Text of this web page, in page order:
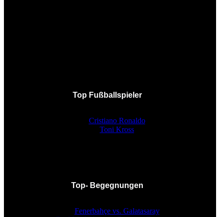
Top Fußballspieler
Cristiano Ronaldo
Toni Kross
Top- Begegnungen
Fenerbahçe vs. Galatasaray